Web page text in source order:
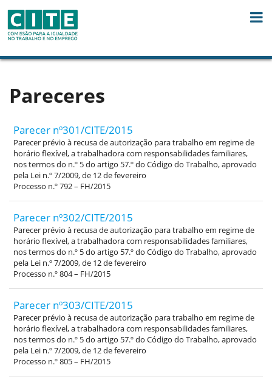
Pareceres
Parecer nº301/CITE/2015
Parecer prévio à recusa de autorização para trabalho em regime de
horário flexível, a trabalhadora com responsabilidades familiares,
nos termos do n.º 5 do artigo 57.º do Código do Trabalho, aprovado
pela Lei n.º 7/2009, de 12 de fevereiro
Processo n.º 792 – FH/2015
Parecer nº302/CITE/2015
Parecer prévio à recusa de autorização para trabalho em regime de
horário flexível, a trabalhadora com responsabilidades familiares,
nos termos do n.º 5 do artigo 57.º do Código do Trabalho, aprovado
pela Lei n.º 7/2009, de 12 de fevereiro
Processo n.º 804 – FH/2015
Parecer nº303/CITE/2015
Parecer prévio à recusa de autorização para trabalho em regime de
horário flexível, a trabalhadora com responsabilidades familiares,
nos termos do n.º 5 do artigo 57.º do Código do Trabalho, aprovado
pela Lei n.º 7/2009, de 12 de fevereiro
Processo n.º 805 – FH/2015